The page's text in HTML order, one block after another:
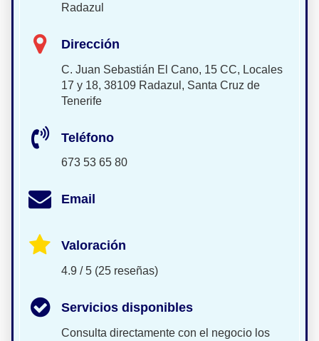
Radazul
Dirección
C. Juan Sebastián El Cano, 15 CC, Locales
17 y 18, 38109 Radazul, Santa Cruz de
Tenerife
Teléfono
673 53 65 80
Email
Valoración
4.9 / 5 (25 reseñas)
Servicios disponibles
Consulta directamente con el negocio los